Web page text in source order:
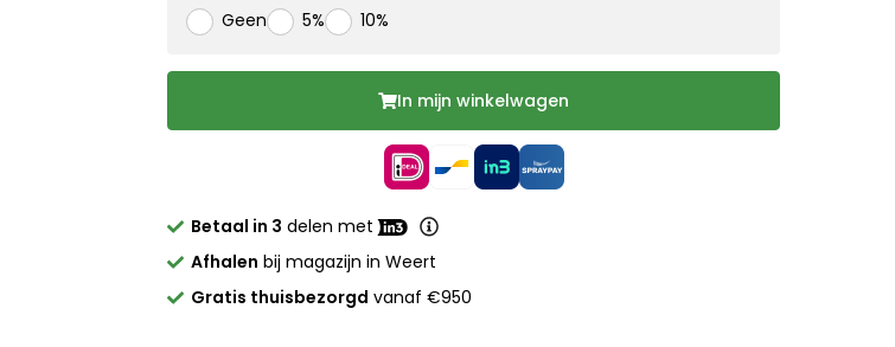
Geen 5% 10%
In mijn winkelwagen
Betaal in 3 delen met
Afhalen bij magazijn in Weert
Gratis thuisbezorgd vanaf €950